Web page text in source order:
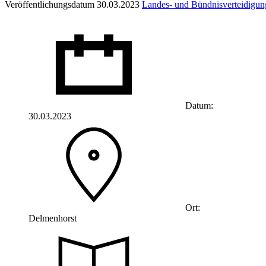
Veröffentlichungsdatum 30.03.2023 Landes- und
Datum:
30.03.2023
Ort:
Delmenhorst